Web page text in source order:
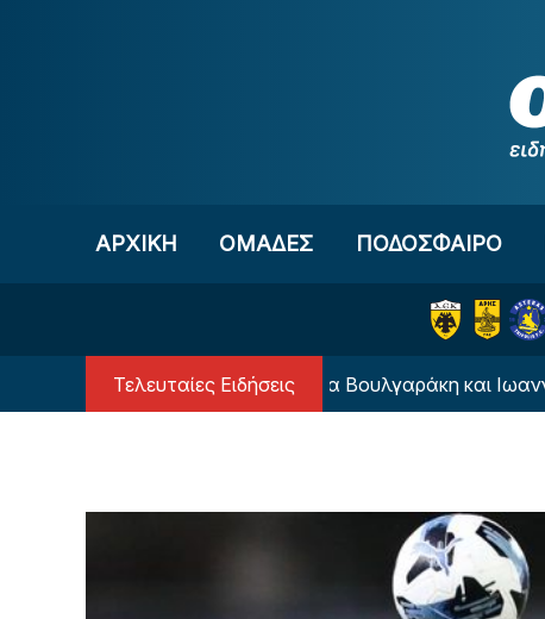
ΑΡΧΙΚΗ OΜΑΔΕΣ ΠΟΔΟΣΦΑΙΡΟ
Τελευταίες Ειδήσεις
"Οργιάζουν" οι φήμες για Βουλγαράκη και Ιωαννίδη!